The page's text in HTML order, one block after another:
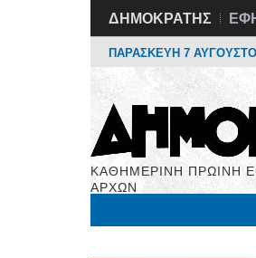
ΔΗΜΟΚΡΑΤΗΣ
ΠΑΡΑΣΚΕΥΗ 7
ΚΑΘΗΜΕΡΙΝΗ ΠΡΩΙΝΗ
ΑΡΧΩΝ